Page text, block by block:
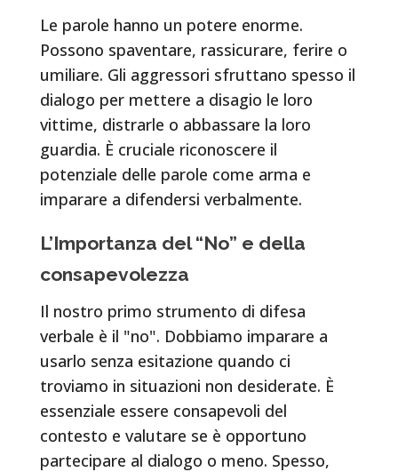
Le parole hanno un potere enorme.
Possono spaventare, rassicurare, ferire o
umiliare. Gli aggressori sfruttano spesso il
dialogo per mettere a disagio le loro
vittime, distrarle o abbassare la loro
guardia. È cruciale riconoscere il
potenziale delle parole come arma e
imparare a difendersi verbalmente.
L’Importanza del “No” e della
consapevolezza
Il nostro primo strumento di difesa
verbale è il "no". Dobbiamo imparare a
usarlo senza esitazione quando ci
troviamo in situazioni non desiderate. È
essenziale essere consapevoli del
contesto e valutare se è opportuno
partecipare al dialogo o meno. Spesso,